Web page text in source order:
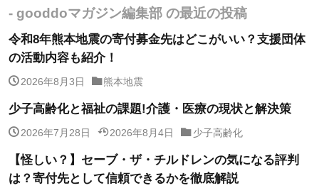
- gooddoマガジン編集部 の最近の投稿
令和8年熊本地震の寄付募金先はどこがいい？支援団体
の活動内容も紹介！
2026年8月3日 熊本地震
少子高齢化と福祉の課題!介護・医療の現状と解決策
2026年7月28日 2026年8月4日 少子高齢化
【怪しい？】セーブ・ザ・チルドレンの気になる評判
は？寄付先として信頼できるかを徹底解説